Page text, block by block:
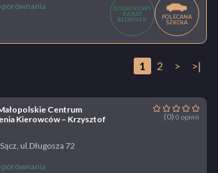
porównania
DODATKOWY
RABAT
BEDRIVER
POLECANA
SZKOŁA
1 2 > >|
Centrum
Kierowców – Krzysztof
(0) 0 opinii
ul.Długosza 72
porównania